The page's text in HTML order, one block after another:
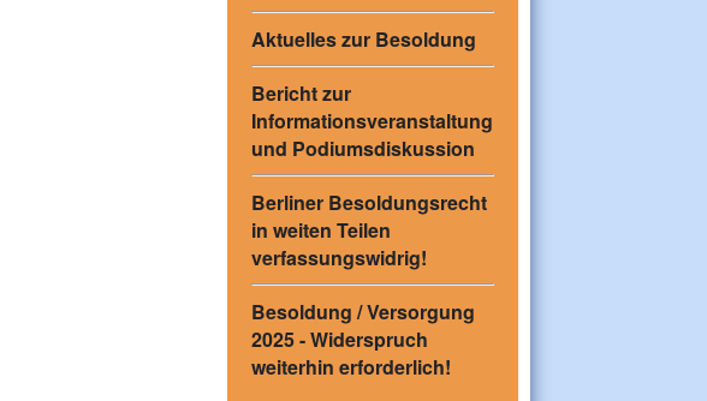
Aktuelles zur Besoldung
Bericht zur
Informationsveranstaltung
und Podiumsdiskussion
Berliner Besoldungsrecht
in weiten Teilen
verfassungswidrig!
Besoldung / Versorgung
2025 - Widerspruch
weiterhin erforderlich!